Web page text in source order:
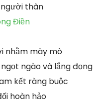
thân
Điền
nhằm mày mò
ngào và lắng đọng
kết ràng buộc
hoàn hảo